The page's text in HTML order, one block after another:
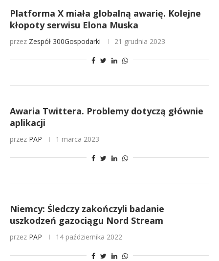
Platforma X miała globalną awarię. Kolejne
kłopoty serwisu Elona Muska
przez Zespół 300Gospodarki 21 grudnia 2023
Awaria Twittera. Problemy dotyczą głównie
aplikacji
przez PAP 1 marca 2023
Niemcy: Śledczy zakończyli badanie
uszkodzeń gazociągu Nord Stream
przez PAP 14 października 2022